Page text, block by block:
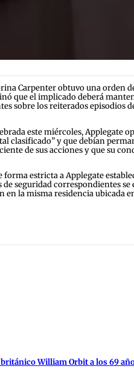
Carpenter obtuvo una orden
que el implicado deberá
sobre los reiterados episodios
este miércoles, Applegate
clasificado” y que debían
de sus acciones y que su
estricta a Applegate
seguridad correspondientes
en la misma residencia ubicada
William Orbit a los 69